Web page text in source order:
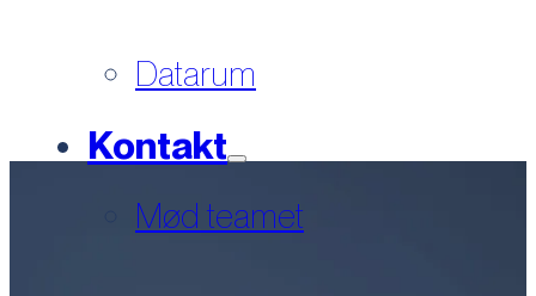
Datarum
Kontakt
Mød teamet